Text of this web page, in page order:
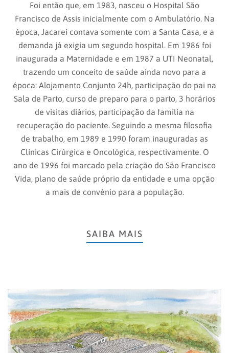
Foi então que, em 1983, nasceu o Hospital São
Francisco de Assis inicialmente com o Ambulatório. Na
época, Jacareí contava somente com a Santa Casa, e a
demanda já exigia um segundo hospital. Em 1986 foi
inaugurada a Maternidade e em 1987 a UTI Neonatal,
trazendo um conceito de saúde ainda novo para a
época: Alojamento Conjunto 24h, participação do pai na
Sala de Parto, curso de preparo para o parto, 3 horários
de visitas diários, participação da família na
recuperação do paciente. Seguindo a mesma filosofia
de trabalho, em 1989 e 1990 foram inauguradas as
Clínicas Cirúrgica e Oncológica, respectivamente. O
ano de 1996 foi marcado pela criação do São Francisco
Vida, plano de saúde próprio da entidade e uma opção
a mais de convênio para a população.
SAIBA MAIS